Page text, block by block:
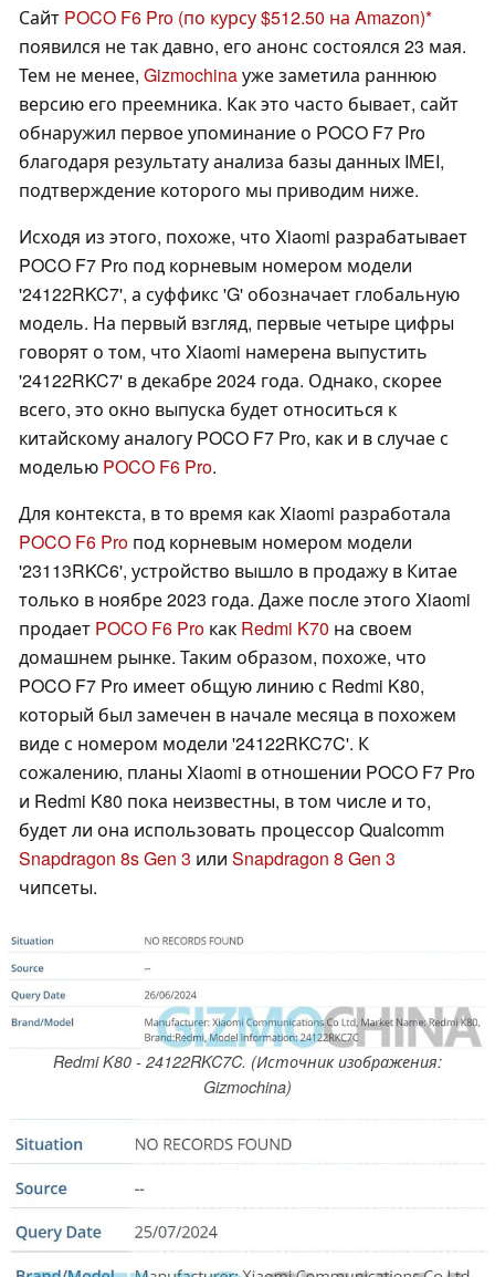
Сайт POCO F6 Pro (по курсу $512.50 на Amazon)
появился не так давно, его анонс состоялся 23 мая.
Тем не менее, Gizmochinaуже заметила раннюю
версию его преемника. Как это часто бывает, сайт
обнаружил первое упоминание о POCO F7 Pro
благодаря результату анализа базы данных IMEI,
подтверждение которого мы приводим ниже.
Исходя из этого, похоже, что Xiaomi разрабатывает
POCO F7 Pro под корневым номером модели
'24122RKC7', а суффикс 'G' обозначает глобальную
модель. На первый взгляд, первые четыре цифры
говорят о том, что Xiaomi намерена выпустить
'24122RKC7' в декабре 2024 года. Однако, скорее
всего, это окно выпуска будет относиться к
китайскому аналогу POCO F7 Pro, как и в случае с
моделью POCO F6 Pro.
Для контекста, в то время как Xiaomi разработала
POCO F6 Pro под корневым номером модели
'23113RKC6', устройство вышло в продажу в Китае
только в ноябре 2023 года. Даже после этого Xiaomi
продает POCO F6 Pro как Redmi K70 на своем
домашнем рынке. Таким образом, похоже, что
POCO F7 Pro имеет общую линию с Redmi K80,
который был замечен в начале месяца в похожем
виде с номером модели '24122RKC7C'. К
сожалению, планы Xiaomi в отношении POCO F7 Pro
и Redmi K80 пока неизвестны, в том числе и то,
будет ли она использовать процессор Qualcomm
Snapdragon 8s Gen 3 или Snapdragon 8 Gen 3
чипсеты.
Redmi K80 - 24122RKC7C. (Источник изображения:
Gizmochina)